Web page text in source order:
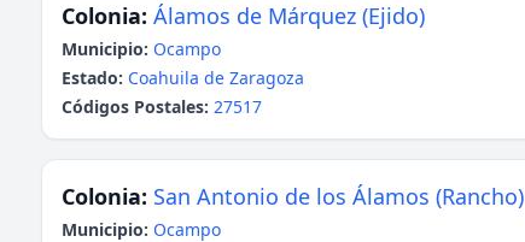
Colonia: Álamos de Márquez (Ejido)
Municipio: Ocampo
Estado: Coahuila de Zaragoza
Códigos Postales: 27517
Colonia: San Antonio de los Álamos (Rancho)
Municipio: Ocampo